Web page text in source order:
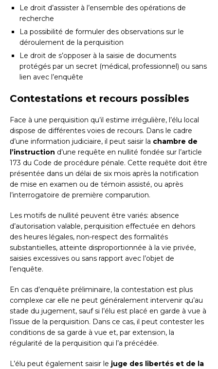
Le droit d’assister à l’ensemble des opérations de
recherche
La possibilité de formuler des observations sur le
déroulement de la perquisition
Le droit de s’opposer à la saisie de documents
protégés par un secret (médical, professionnel) ou sans
lien avec l’enquête
Contestations et recours possibles
Face à une perquisition qu’il estime irrégulière, l’élu local
dispose de différentes voies de recours. Dans le cadre
d’une information judiciaire, il peut saisir la chambre de
l’instruction d’une requête en nullité fondée sur l’article
173 du Code de procédure pénale. Cette requête doit être
présentée dans un délai de six mois après la notification
de mise en examen ou de témoin assisté, ou après
l’interrogatoire de première comparution.
Les motifs de nullité peuvent être variés: absence
d’autorisation valable, perquisition effectuée en dehors
des heures légales, non-respect des formalités
substantielles, atteinte disproportionnée à la vie privée,
saisies excessives ou sans rapport avec l’objet de
l’enquête.
En cas d’enquête préliminaire, la contestation est plus
complexe car elle ne peut généralement intervenir qu’au
stade du jugement, sauf si l’élu est placé en garde à vue à
l’issue de la perquisition. Dans ce cas, il peut contester les
conditions de sa garde à vue et, par extension, la
régularité de la perquisition qui l’a précédée.
L’élu peut également saisir le juge des libertés et de la